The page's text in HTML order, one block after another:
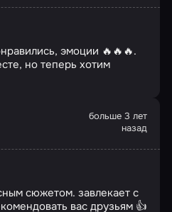
эмоции 🔥🔥🔥.
но теперь хотим
больше 3 лет
назад
сюжетом. завлекает с
вас друзьям 👍